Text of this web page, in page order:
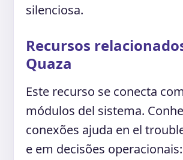
silenciosa.
Recursos
Quaza
Este recurso se conecta
módulos del sistema.
conexões ajuda en el
e em decisões operacionais: